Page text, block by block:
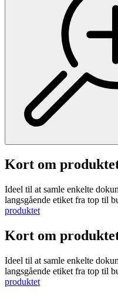
Kort om
Ideel til at samle enkelte
langsgående etiket fra top til
produktet
Kort om
Ideel til at samle enkelte
langsgående etiket fra top til
produktet